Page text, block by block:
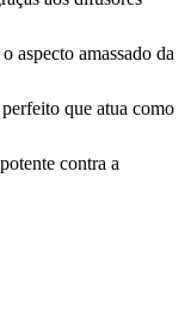
aspecto amassado da
que atua como
contra a